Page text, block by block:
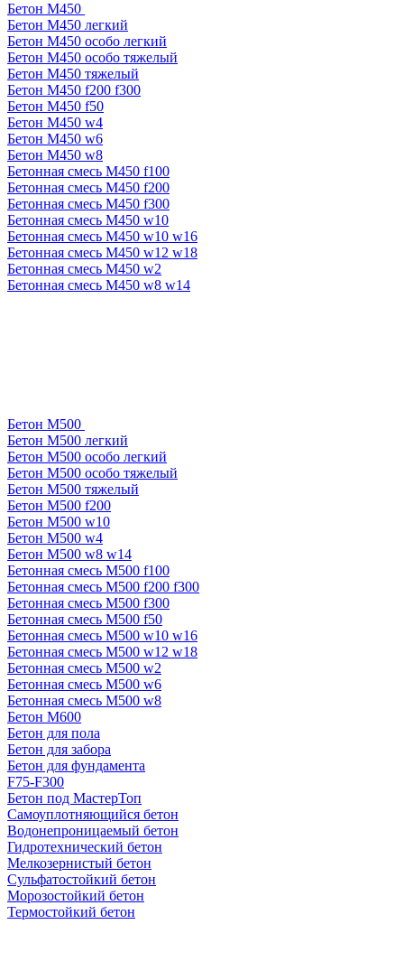
Бетон М450
Бетон М450 легкий
Бетон М450 особо легкий
Бетон М450 особо тяжелый
Бетон М450 тяжелый
Бетон М450 f200 f300
Бетон М450 f50
Бетон М450 w4
Бетон М450 w6
Бетон М450 w8
Бетонная смесь М450 f100
Бетонная смесь М450 f200
Бетонная смесь М450 f300
Бетонная смесь М450 w10
Бетонная смесь М450 w10 w16
Бетонная смесь М450 w12 w18
Бетонная смесь М450 w2
Бетонная смесь М450 w8 w14
Бетон М500
Бетон М500 легкий
Бетон М500 особо легкий
Бетон М500 особо тяжелый
Бетон М500 тяжелый
Бетон М500 f200
Бетон М500 w10
Бетон М500 w4
Бетон М500 w8 w14
Бетонная смесь М500 f100
Бетонная смесь М500 f200 f300
Бетонная смесь М500 f300
Бетонная смесь М500 f50
Бетонная смесь М500 w10 w16
Бетонная смесь М500 w12 w18
Бетонная смесь М500 w2
Бетонная смесь М500 w6
Бетонная смесь М500 w8
Бетон М600
Бетон для пола
Бетон для забора
Бетон для фундамента
F75-F300
Бетон под МастерТоп
Самоуплотняющийся бетон
Водонепроницаемый бетон
Гидротехнический бетон
Мелкозернистый бетон
Сульфатостойкий бетон
Морозостойкий бетон
Термостойкий бетон